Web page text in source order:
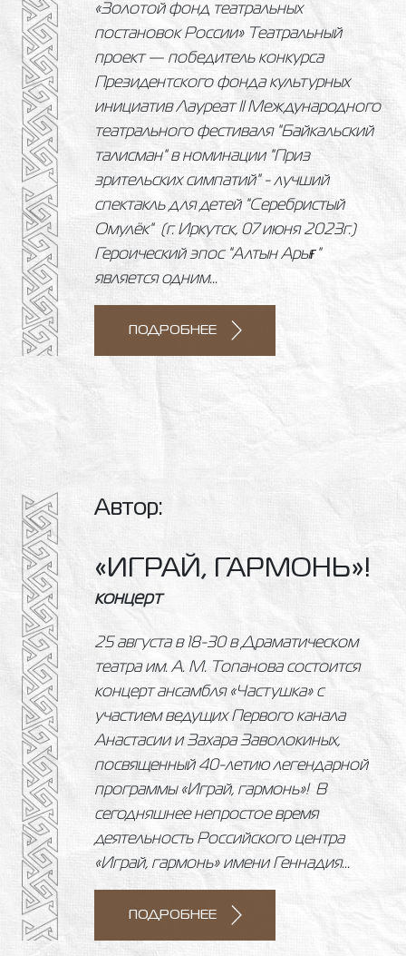
«Золотой фонд театральных
постановок России» Театральный
проект — победитель конкурса
Президентского фонда культурных
инициатив Лауреат II Международного
театрального фестиваля "Байкальский
талисман" в номинации "Приз
зрительских симпатий" - лучший
спектакль для детей "Серебристый
Омулёк" (г. Иркутск, 07 июня 2023г.)
Героический эпос "Алтын Арығ"
является одним...
ПОДРОБНЕЕ
Автор:
«ИГРАЙ, ГАРМОНЬ»!
концерт
25 августа в 18-30 в Драматическом
театра им. А. М. Топанова состоится
концерт ансамбля «Частушка» с
участием ведущих Первого канала
Анастасии и Захара Заволокиных,
посвященный 40-летию легендарной
программы «Играй, гармонь»! В
сегодняшнее непростое время
деятельность Российского центра
«Играй, гармонь» имени Геннадия...
ПОДРОБНЕЕ